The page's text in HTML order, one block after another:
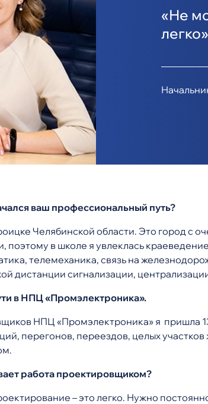
«Не
легко»
ваш профессиональный путь?
Челябинской области. Это город с
поэтому в школе я увлеклась
телемеханика, связь на
дистанции сигнализации,
в НПЦ «Промэлектроника».
НПЦ «Промэлектроника» я пришла
перегонов, переездов, целых
работа проектировщиком?
– это легко. Нужно